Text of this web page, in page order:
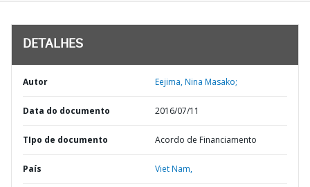
DETALHES
Autor Eejima, Nina Masako;
Data do documento 2016/07/11
TIpo de documento Acordo de Financiamento
País Viet Nam,